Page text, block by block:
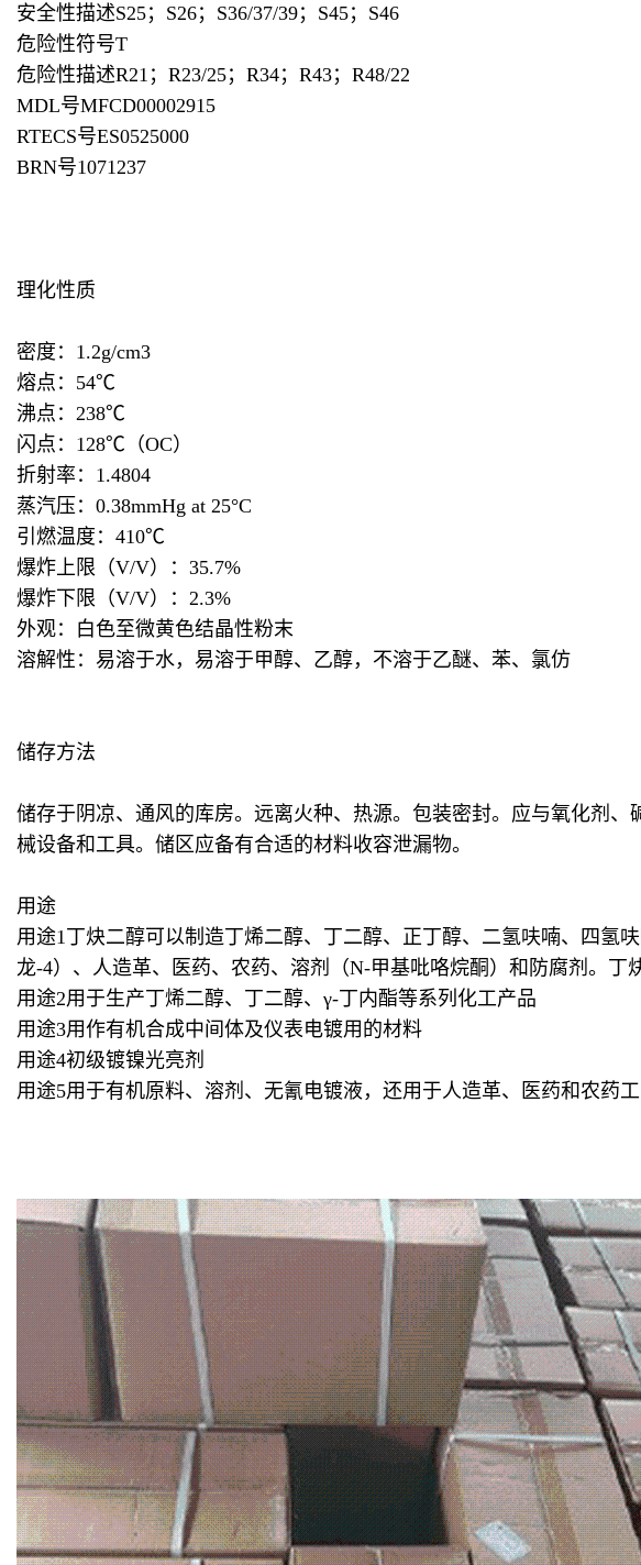
安全性描述S25；S26；S36/37/39；S45；S46
危险性符号T
危险性描述R21；R23/25；R34；R43；R48/22
MDL号MFCD00002915
RTECS号ES0525000
BRN号1071237
理化性质
密度：1.2g/cm3
熔点：54℃
沸点：238℃
闪点：128℃（OC）
折射率：1.4804
蒸汽压：0.38mmHg at 25°C
引燃温度：410℃
爆炸上限（V/V）：35.7%
爆炸下限（V/V）：2.3%
外观：白色至微黄色结晶性粉末
溶解性：易溶于水，易溶于甲醇、乙醇，不溶于乙醚、苯、氯仿
储存方法
储存于阴凉、通风的库房。远离火种、热源。包装密封。应与氧化剂
械设备和工具。储区应备有合适的材料收容泄漏物。
用途
用途1丁炔二醇可以制造丁烯二醇、丁二醇、正丁醇、二氢呋喃、四氢
龙-4）、人造革、医药、农药、溶剂（N-甲基吡咯烷酮）和防腐剂。丁
用途2用于生产丁烯二醇、丁二醇、γ-丁内酯等系列化工产品
用途3用作有机合成中间体及仪表电镀用的材料
用途4初级镀镍光亮剂
用途5用于有机原料、溶剂、无氰电镀液，还用于人造革、医药和农药